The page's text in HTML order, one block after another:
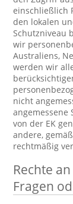
einschließlich
den lokalen
Schutzniveau
wir
Australiens,
werden wir
nicht
von der EK
andere,
rechtmäßig
Rechte
Fragen